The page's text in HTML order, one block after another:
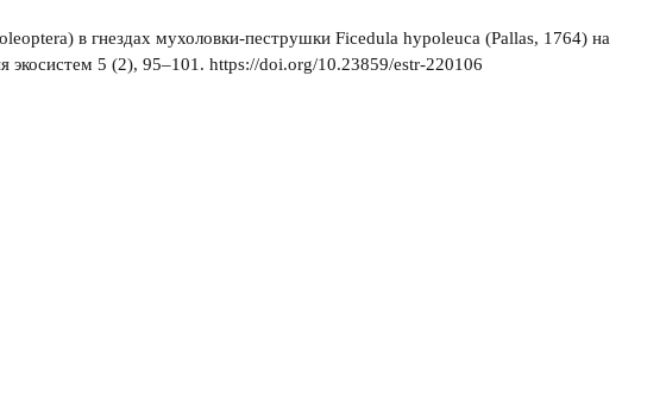
в гнездах мухоловки-пеструшки Ficedula hypoleuca (Pallas, 1764) на
экосистем 5 (2), 95–101. https://doi.org/10.23859/estr-220106